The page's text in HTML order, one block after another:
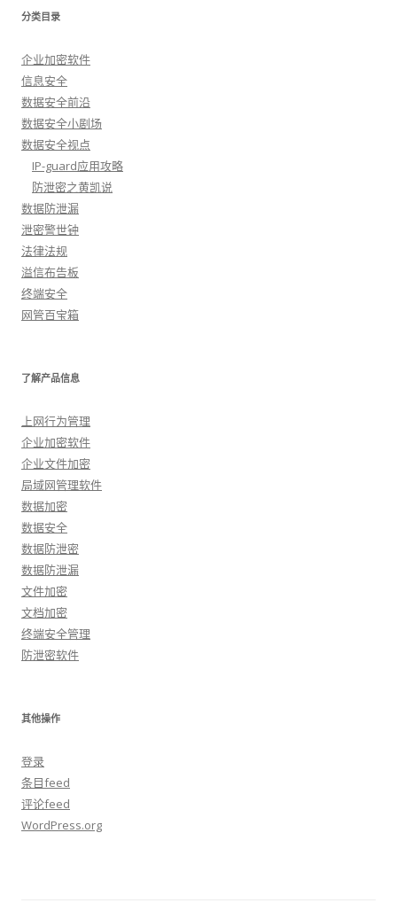
分类目录
企业加密软件
信息安全
数据安全前沿
数据安全小剧场
数据安全视点
IP-guard应用攻略
防泄密之黄凯说
数据防泄漏
泄密警世钟
法律法规
溢信布告板
终端安全
网管百宝箱
了解产品信息
上网行为管理
企业加密软件
企业文件加密
局域网管理软件
数据加密
数据安全
数据防泄密
数据防泄漏
文件加密
文档加密
终端安全管理
防泄密软件
其他操作
登录
条目feed
评论feed
WordPress.org